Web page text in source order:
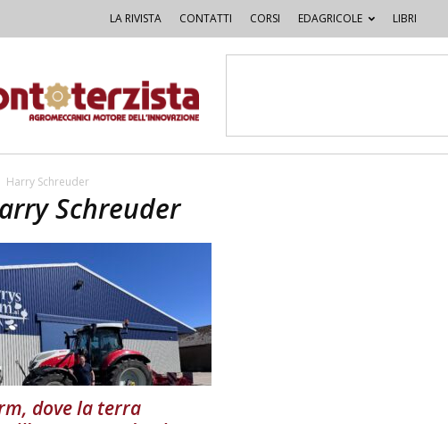
LA RIVISTA CONTATTI CORSI EDAGRICOLE LIBRI
Harry Schreuder
Schreuder
dove la terra